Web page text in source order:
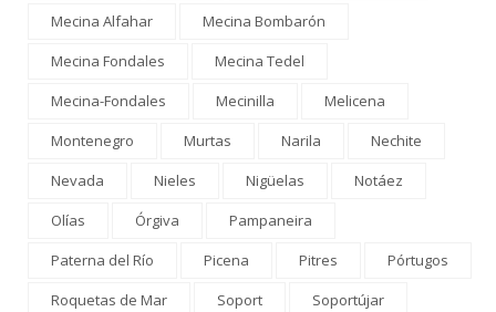
Mecina Alfahar
Mecina Bombarón
Mecina Fondales
Mecina Tedel
Mecina-Fondales
Mecinilla
Melicena
Montenegro
Murtas Narila
Nechite
Nevada
Nieles Nigüelas
Notáez
Olías
Órgiva
Pampaneira
Paterna del Río
Picena Pitres
Pórtugos
Roquetas de Mar
Soport
Soportújar